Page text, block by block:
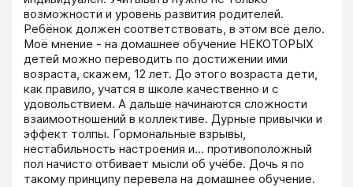
возможности и уровень развития родителей.
Ребёнок должен соответствовать, в этом всё дело.
Моё мнение - на домашнее обучение НЕКОТОРЫХ
детей можно переводить по достижении ими
возраста, скажем, 12 лет. До этого возраста дети,
как правило, учатся в школе качественно и с
удовольствием. А дальше начинаются сложности
взаимоотношений в коллективе. Дурные привычки и
эффект толпы. Гормональные взрывы,
нестабильность настроения и... противоположный
пол начисто отбивает мысли об учёбе. Дочь я по
такому принципу перевела на домашнее обучение.